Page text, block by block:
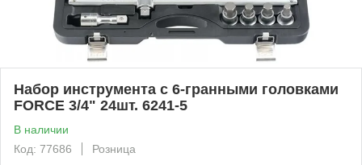
Набор инструмента с 6-гранными головками
FORCE 3/4" 24шт. 6241-5
В наличии
Код: 77686
Розница